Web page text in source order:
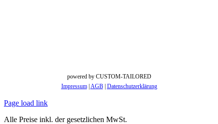
powered by CUSTOM-TAILORED
Impressum| AGB| Datenschutzerklärung
Page load link
Alle Preise inkl. der gesetzlichen MwSt.